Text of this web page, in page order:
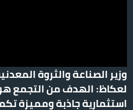
وزير الصناعة والثروة
لعكاظ: الهدف من التجمع
استثمارية جاذبة ومميزة